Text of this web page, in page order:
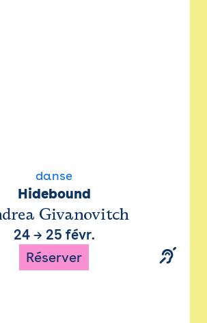
danse
Hidebound
Givanovitch
24→ 25 févr.
Réserver